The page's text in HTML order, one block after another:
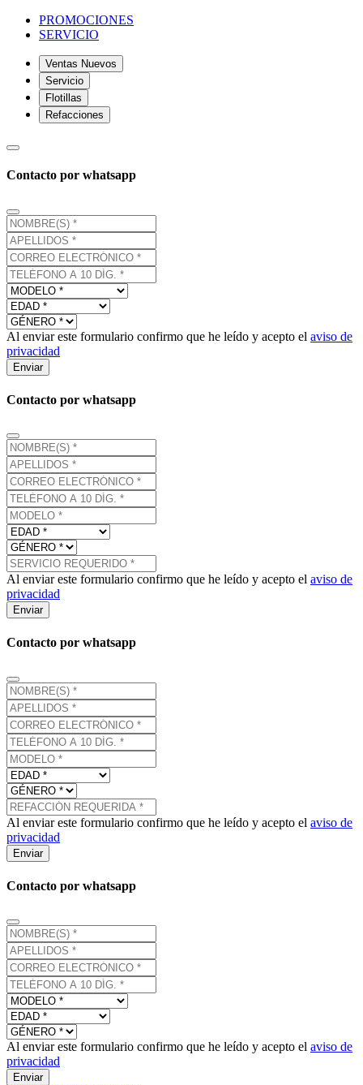
PROMOCIONES
SERVICIO
Ventas Nuevos
Servicio
Flotillas
Refacciones
Contacto por whatsapp
Al enviar este formulario confirmo que he leído y acepto el aviso de
privacidad
Enviar
Contacto por whatsapp
Al enviar este formulario confirmo que he leído y acepto el aviso de
privacidad
Enviar
Contacto por whatsapp
Al enviar este formulario confirmo que he leído y acepto el aviso de
privacidad
Enviar
Contacto por whatsapp
Al enviar este formulario confirmo que he leído y acepto el aviso de
privacidad
Enviar